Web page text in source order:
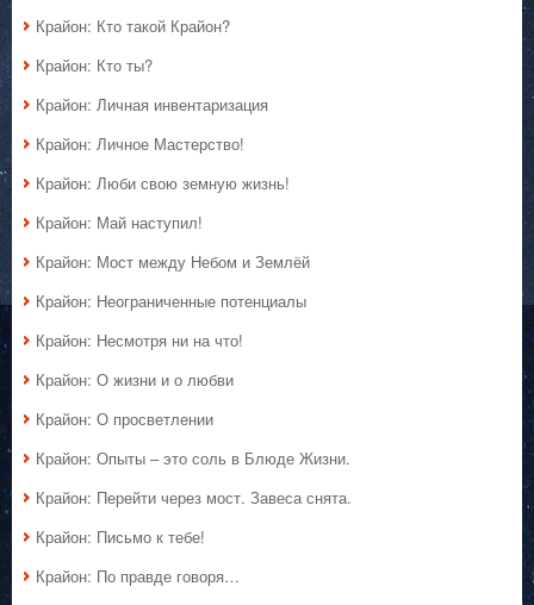
Крайон: Кто такой Крайон?
Крайон: Кто ты?
Крайон: Личная инвентаризация
Крайон: Личное Мастерство!
Крайон: Люби свою земную жизнь!
Крайон: Май наступил!
Крайон: Мост между Небом и Землёй
Крайон: Неограниченные потенциалы
Крайон: Несмотря ни на что!
Крайон: О жизни и о любви
Крайон: О просветлении
Крайон: Опыты – это соль в Блюде Жизни.
Крайон: Перейти через мост. Завеса снята.
Крайон: Письмо к тебе!
Крайон: По правде говоря…